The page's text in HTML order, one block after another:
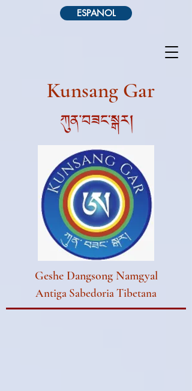
Kunsang Gar
ESPANOL
Geshe Dangsong Namgyal
Antiga Sabedoria Tibetana